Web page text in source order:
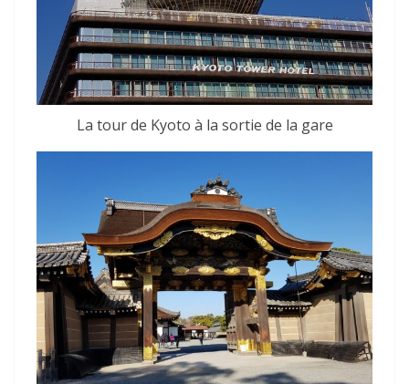
La tour de Kyoto à la sortie de la gare